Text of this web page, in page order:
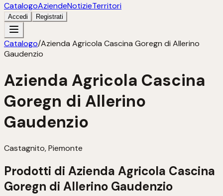
CatalogoAziendeNotizieTerritori
Accedi Registrati
Catalogo/Azienda Agricola Cascina Goregn di Allerino
Gaudenzio
Azienda Agricola Cascina
Goregn di Allerino
Gaudenzio
Castagnito, Piemonte
Prodotti di Azienda Agricola Cascina
Goregn di Allerino Gaudenzio